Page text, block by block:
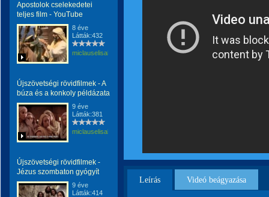
Apostolok cselekedetei
teljes film - YouTube
8 éve
Látták:432
miclauselisabeta
Újszövetségi rövidfilmek - A
búza és a konkoly példázata
9 éve
Látták:381
miclauselisabeta
Újszövetségi rövidfilmek -
Jézus szombaton gyógyít
9 éve
Látták:414
Leírás Videó beágyazása